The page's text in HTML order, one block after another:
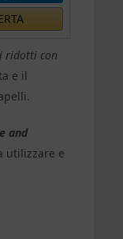
ridotti con
e il
and
utilizzare e